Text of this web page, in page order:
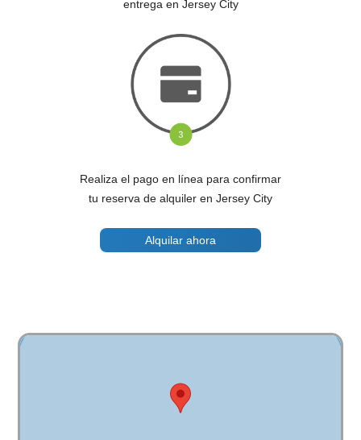
entrega en Jersey City
Realiza el pago en línea para confirmar
tu reserva de alquiler en Jersey City
Alquilar ahora